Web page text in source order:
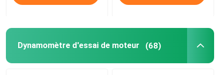
Dynamomètre d'essai de moteur
Dynamomètre d'essai de moteur (68)